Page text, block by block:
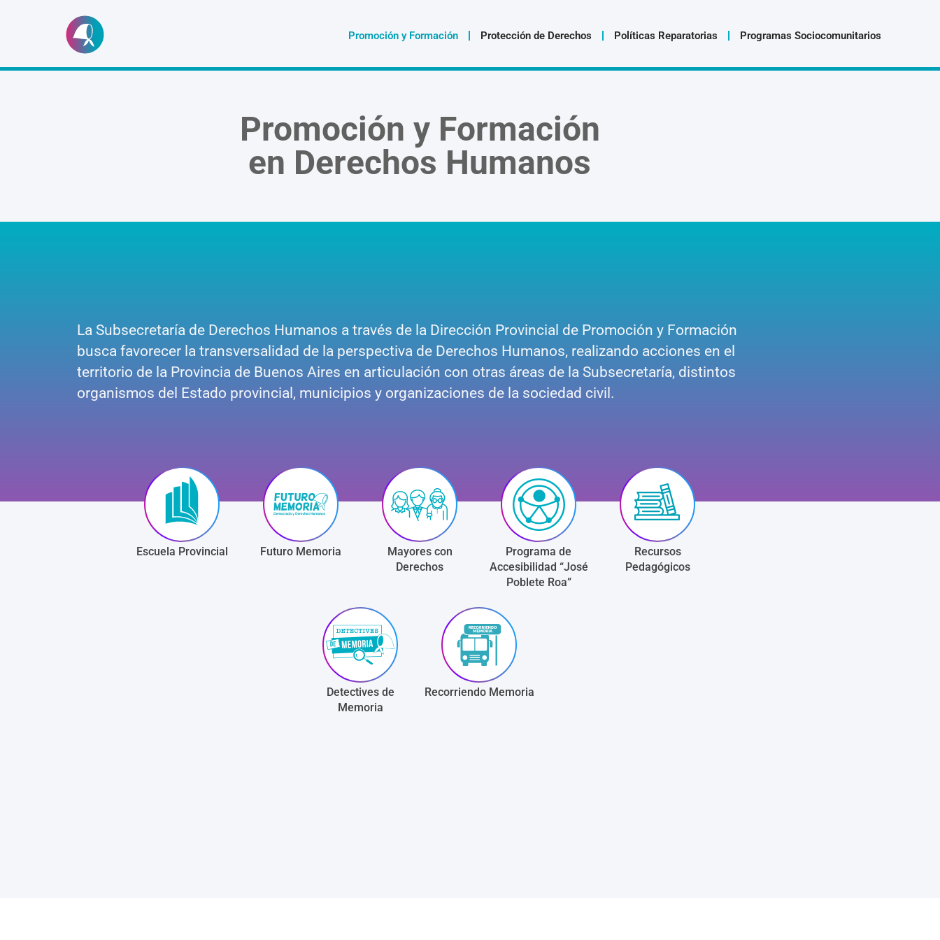
Promoción y Formación Protección de Derechos Políticas Reparatorias Programas Sociocomunitarios
Promoción y Formación
en Derechos Humanos
La Subsecretaría de Derechos Humanos a través de la Dirección Provincial de Promoción y Formación
busca favorecer la transversalidad de la perspectiva de Derechos Humanos, realizando acciones en el
territorio de la Provincia de Buenos Aires en articulación con otras áreas de la Subsecretaría, distintos
organismos del Estado provincial, municipios y organizaciones de la sociedad civil.
Escuela Provincial Futuro Memoria
Mayores con
Derechos
Programa de
Accesibilidad “José
Poblete Roa”
Recursos
Pedagógicos
Detectives de
Memoria
Recorriendo Memoria